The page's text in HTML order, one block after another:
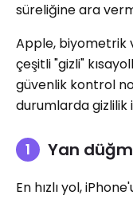
süreliğine ara
Apple, biyometrik
çeşitli "gizli"
güvenlik kontrol
durumlarda gizlilik
Yan
En hızlı yol,